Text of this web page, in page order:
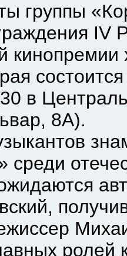
IV
в
8А).
среди
ролей